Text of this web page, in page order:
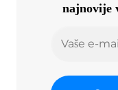
najnovije